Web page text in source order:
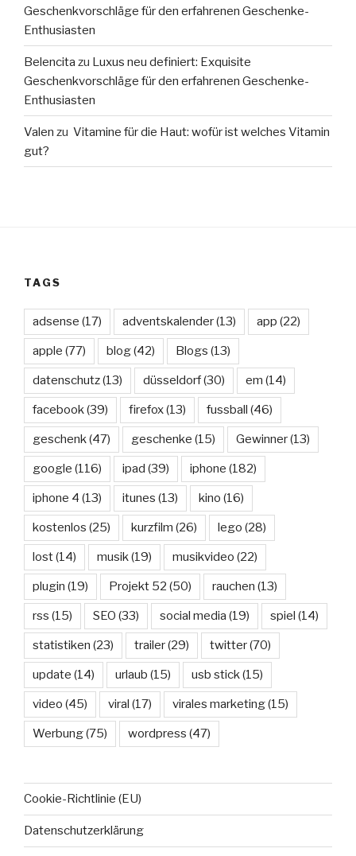
Geschenkvorschläge für den erfahrenen Geschenke-
Enthusiasten
Belencita zu Luxus neu definiert: Exquisite
Geschenkvorschläge für den erfahrenen Geschenke-
Enthusiasten
Valen zu Vitamine für die Haut: wofür ist welches Vitamin
gut?
TAGS
adsense (17) adventskalender(13) app (22)
apple (77) blog(42) Blogs (13)
datenschutz(13) düsseldorf(30) em (14)
facebook(39) firefox(13) fussball (46)
geschenk(47) geschenke (15) Gewinner(13)
google (116) ipad (39) iphone (182)
iphone 4 (13) itunes (13) kino (16)
kostenlos (25) kurzfilm (26) lego (28)
lost(14) musik(19) musikvideo (22)
plugin (19) Projekt 52 (50) rauchen (13)
rss (15) SEO (33) social media (19) spiel (14)
statistiken (23) trailer(29) twitter(70)
update (14) urlaub (15) usb stick(15)
video (45) viral (17) virales marketing(15)
Werbung(75) wordpress (47)
Cookie-Richtlinie (EU)
Datenschutzerklärung